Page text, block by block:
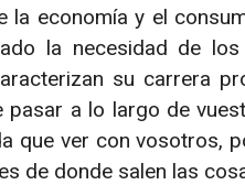
la economía y el
la necesidad de
su carrera
pasar a lo largo de
que ver con vosotros,
de donde salen las